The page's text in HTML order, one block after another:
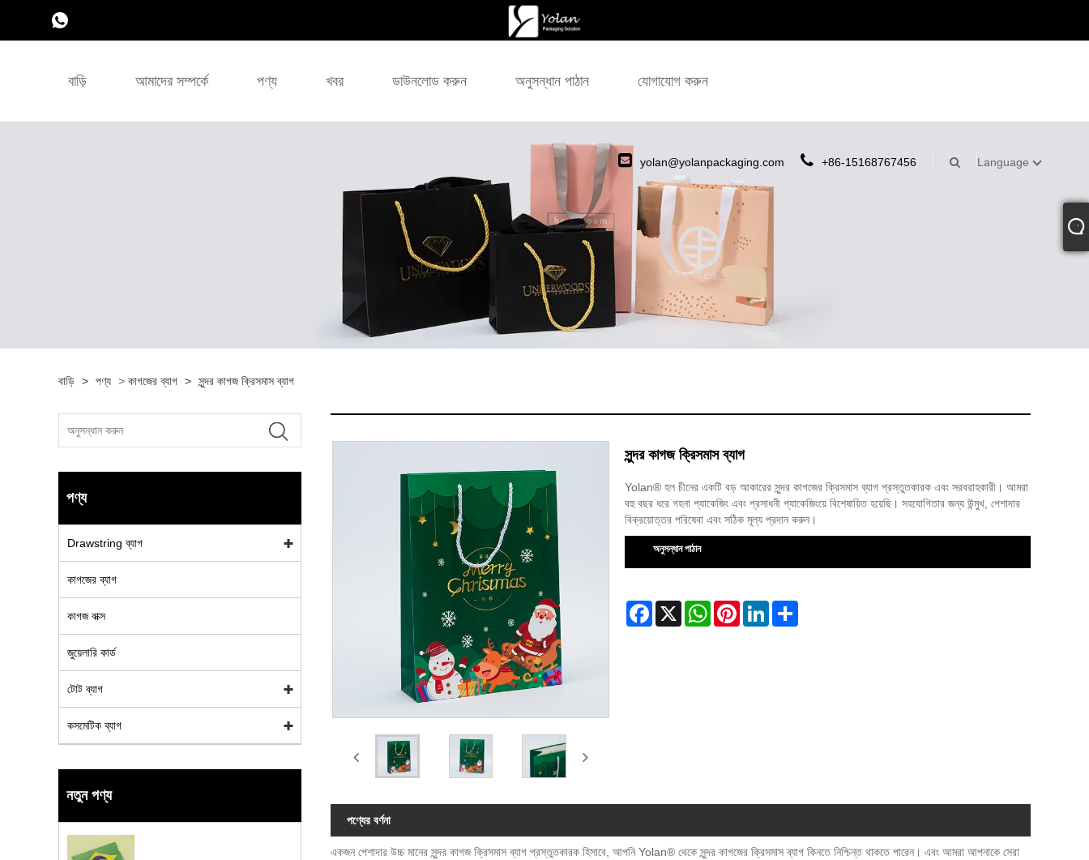
বাড়ি আমাদের সম্পর্কে পণ্য খবর ডাউনলোড করুন অনুসন্ধান পাঠান যোগাযোগ করুন
yolan@yolanpackaging.com +86-15168767456 Language
বাড়ি > পণ্য > কাগজের ব্যাগ > সুন্দর কাগজ ক্রিসমাস ব্যাগ
পণ্য
Drawstring ব্যাগ
কাগজের ব্যাগ
কাগজ বাক্স
জুয়েলারি কার্ড
টোট ব্যাগ
কসমেটিক ব্যাগ
নতুন পণ্য
সুন্দর কাগজ ক্রিসমাস ব্যাগ
Yolan® হল চীনের একটি বড় আকারের সুন্দর কাগজের ক্রিসমাস ব্যাগ প্রস্তুতকারক এবং সরবরাহকারী। আমরা
বহু বছর ধরে গহনা প্যাকেজিং এবং প্রসাধনী প্যাকেজিংয়ে বিশেষায়িত হয়েছি। সহযোগিতার জন্য উন্মুখ, পেশাদার
বিক্রয়োত্তর পরিষেবা এবং সঠিক মূল্য প্রদান করুন।
অনুসন্ধান পাঠান
Facebook
X WhatsAppPinterestLinkedInShare
পণ্যের বর্ণনা
একজন পেশাদার উচ্চ মানের সুন্দর কাগজ ক্রিসমাস ব্যাগ প্রস্তুতকারক হিসাবে, আপনি Yolan® থেকে সুন্দর কাগজের ক্রিসমাস ব্যাগ কিনতে নিশ্চিন্ত থাকতে পারেন। এবং আমরা আপনাকে সেরা